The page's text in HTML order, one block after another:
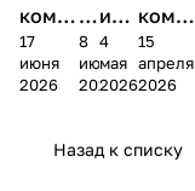
комп
ании
Мело
17
июня
2026
и
д
к
2
8
июня
2026
ия в
Чеб
окс
4
мая
2026
комп
ании
Мело
15
апреля
2026
Назад к списку